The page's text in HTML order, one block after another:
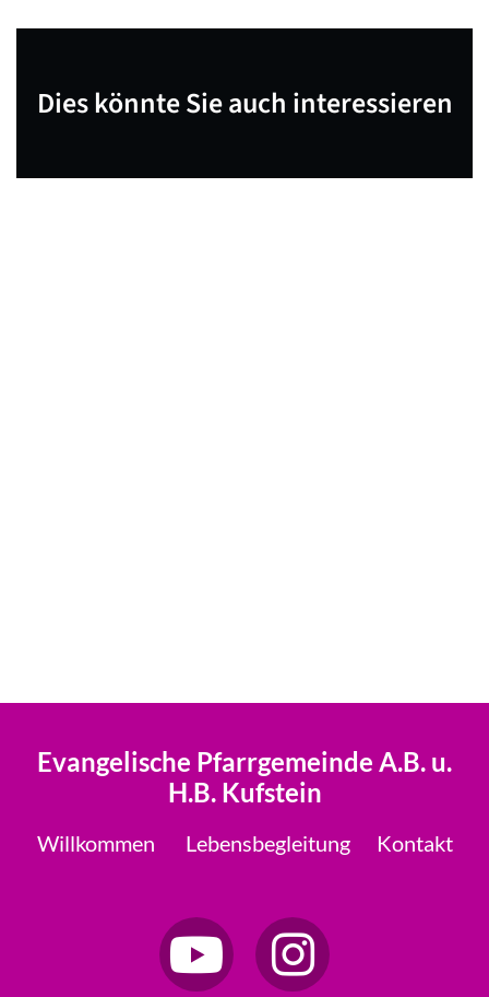
Dies könnte Sie auch interessieren
Evangelische Pfarrgemeinde A.B. u.
H.B. Kufstein
Willkommen Lebensbegleitung Kontakt